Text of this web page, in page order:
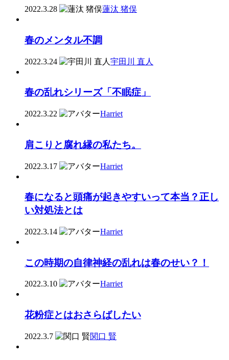
2022.3.28 蓮汰 猪俣
春のメンタル不調
2022.3.24 宇田川 直人
春の乱れシリーズ「不眠症」
2022.3.22 Harriet
肩こりと腐れ縁の私たち。
2022.3.17 Harriet
春になると頭痛が起きやすいって本当？正し
い対処法とは
2022.3.14 Harriet
この時期の自律神経の乱れは春のせい？！
2022.3.10 Harriet
花粉症とはおさらばしたい
2022.3.7 関口 賢